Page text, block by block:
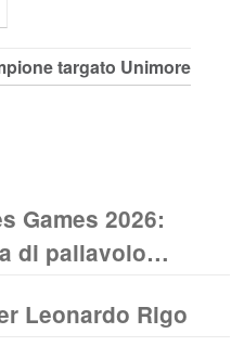
targato Unimore
Games 2026:
di pallavolo
Leonardo Rigo